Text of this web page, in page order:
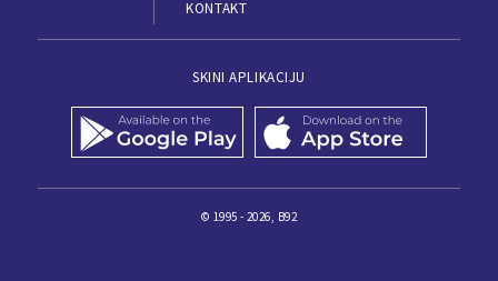
KONTAKT
SKINI APLIKACIJU
© 1995 - 2026, B92